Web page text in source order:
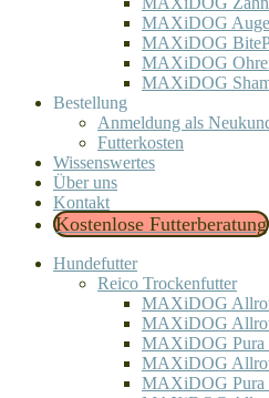
MAXiDOG
MAXiDOG
MAXiDOG
MAXiDOG
Bestellung
Anmeldung als
Futterkosten
Wissenswertes
Über uns
Kontakt
Kostenlose Futterberatung
Hundefutter
Reico Trockenfutter
MAXiDOG
MAXiDOG
MAXiDOG Pura
MAXiDOG
MAXiDOG Pura